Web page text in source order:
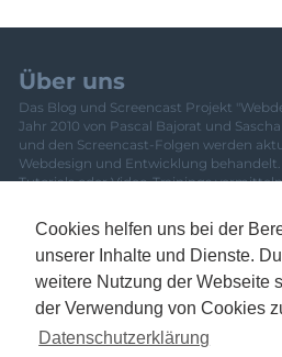
Cookies helfen uns bei der
unserer Inhalte und Dienste.
weitere Nutzung der Webseite
der Verwendung von Cookies
Datenschutzerklärung
Über uns
Das Blog und Screencast Projekt
Jahr 2010 von Pascal Bajorat und
und den Screencast-Folgen werden
Webdesign und Entwicklung
Tutorials oder Video-Trainings
Mitwirkende ist
hier zu finden .
Newsletter
Banner
Kontakt
Datenschutzerklärung
Impressum